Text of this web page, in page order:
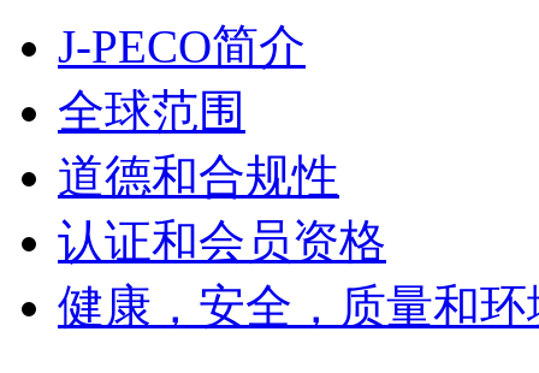
J-PECO简介
全球范围
道德和合规性
认证和会员资格
健康，安全，质量和环